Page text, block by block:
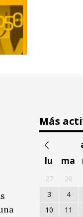
Más
lu
ma
27 28
3
4
10
11